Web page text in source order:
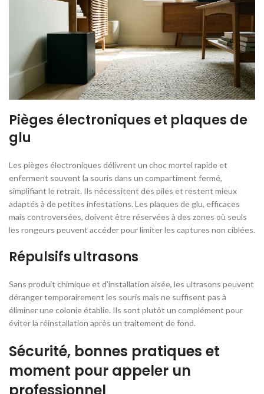
Pièges électroniques et plaques de
glu
Les pièges électroniques délivrent un choc mortel rapide et
enferment souvent la souris dans un compartiment fermé,
simplifiant le retrait. Ils nécessitent des piles et restent mieux
adaptés à de petites infestations. Les plaques de glu, efficaces
mais controversées, doivent être réservées à des zones où seuls
les rongeurs peuvent accéder pour limiter les captures non ciblées.
Répulsifs ultrasons
Sans produit chimique et d’installation aisée, les ultrasons peuvent
déranger temporairement les souris mais ne suffisent pas à
éliminer une colonie établie. Ils sont plutôt un complément pour
éviter la réinstallation après un traitement de fond.
Sécurité, bonnes pratiques et
moment pour appeler un